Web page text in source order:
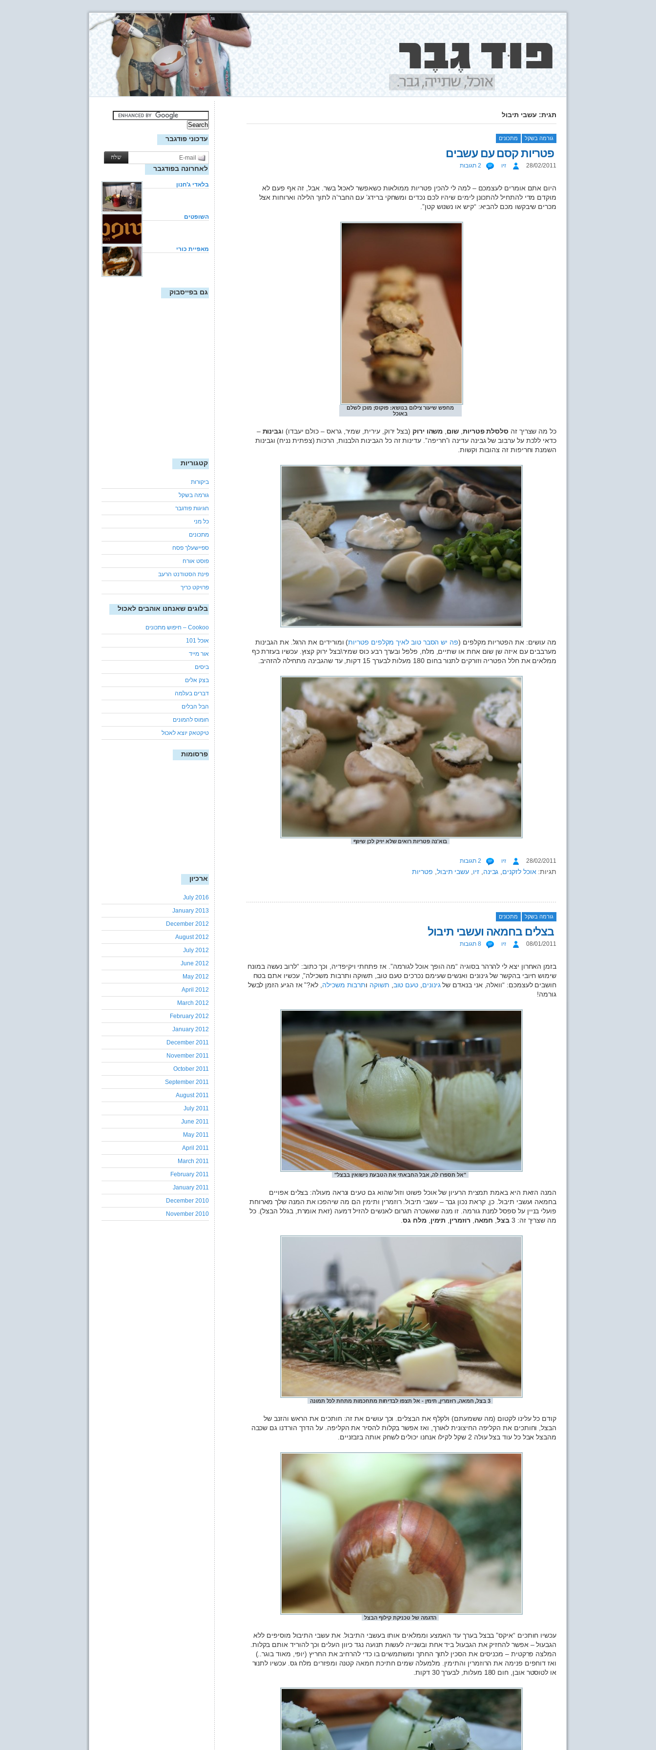
תגית: עשבי תיבול
גורמה בשקל מתכונים
פטריות קסם עם עשבים
28/02/2011 זיו 2 תגובות
היום אתם אומרים לעצמכם – למה לי להכין פטריות ממולאות כשאפשר לאכול בשר. אבל, זה אף פעם לא
מוקדם מדי להתחיל להתכונן לימים שיהיו לכם נכדים ומשחקי ברידג’ עם החבר’ה לתוך הלילה וארוחות אצל
מכרים שיבקשו מכם להביא: “קיש או נשנוש קטן”.
מחפש שיעור צילום בנושא: פוקוס; מוכן לשלם
באוכל
כל מה שצריך זה סלסלת פטריות שום משהו ירוק (בצל ירוק, עירית, שמיר, גראס – כולם יעבדו) וגבינות –
כדאי ללכת על ערבוב של גבינה עדינה ו”חריפה”. עדינות זה כל הגבינות הלבנות, הרכות (צפתית נניח) וגבינות
השמנת וחריפות זה צהובות וקשות.
מה עושים: את הפטריות מקלפים (פה יש הסבר טוב לאיך מקלפים פטריות) ומורידים את הרגל. את הגבינות
מערבבים עם איזה שן שום אחת או שתיים, מלח, פלפל ובערך רבע כוס שמיר\בצל ירוק קצוץ. עכשיו בעזרת כף
ממלאים את חלל הפטריה וזורקים לתנור בחום 180 מעלות לבערך 15 דקות, עד שהגבינה מתחילה להזהיב.
בוא'נה פטריות רואים שלא יזיק לכן שיזוף
28/02/2011 זיו 2 תגובות
תגיות: אוכל לזקנים גבינה ,זיו עשבי תיבול פטריות
גורמה בשקל מתכונים
בצלים בחמאה ועשבי תיבול
08/01/2011 זיו 8 תגובות
בזמן האחרון יצא לי להרהר בסוגיה “מה הופך אוכל לגורמה”. אז פתחתי ויקיפדיה, וכך כתוב: “לרוב נעשה במונח
שימוש חיובי בהקשר של גינונים ואנשים שעימם נכרכים טעם טוב, תשוקה ותרבות משכילה”, עכשיו אתם בטח
חושבים לעצמכם: “וואלה, אני בנאדם שלגינונים טעם טוב תשוקה ותרבות משכילה , לא?” אז הגיע הזמן לבשל
גורמה!
"אל תספרו לה, אבל החבאתי את הטבעת נישואין בבצל"
המנה הזאת היא באמת תמצית הרעיון של אוכל פשוט וזול שהוא גם טעים ונראה מעולה: בצלים אפויים
בחמאה ועשבי תיבול. כן, קראת נכון גבר – עשבי תיבול. רוזמרין ותימין הם מה שיהפכו את המנה שלך מארוחת
פועלי בניין על ספסל למנת גורמה. זו מנה שאשכרה תגרום לאנשים להזיל דמעה (זאת אומרת, בגלל הבצל). כל
מה שצריך זה: 3
בצל, חמאה רוזמרין תימין מלח גס.
3 בצל, חמאה, רוזמרין, תימין - אל תצפו לבדיחות מתחכמות מתחת לכל תמונה
קודם כל עלינו לקטום (מה ששמעתם) ולקלף את הבצלים. וכך עושים את זה: חותכים את הראש והזנב של
הבצל, וחותכים את הקליפה החיצונית לאורך, ואז אפשר בקלות להסיר את הקליפה. על הדרך הורדנו גם שכבה
מהבצל אבל כל עוד בצל עולה 2 שקל לקילו אנחנו יכולים לשחק אותה בזבזניים.
הדגמה של טכניקת קילוף הבצל
עכשיו חותכים “איקס” בבצל בערך עד האמצע וממלאים אותו בעשבי התיבול. את עשבי התיבול מוסיפים ללא
הגבעול – אפשר להחזיק את הגבעול ביד אחת ובשנייה לעשות תנועה נגד כיוון העלים וכך להוריד אותם בקלות.
המלצה פרקטית – מכניסים את הסכין לתוך החתך ומשתמשים בו כדי להרחיב את החריץ (יופי, מאוד בוגר..)
ואז דוחפים פנימה את הרוזמרין והתימין. מלמעלה שמים חתיכת חמאה קטנה ומפזרים מלח גס. עכשיו לתנור
או לטוסטר אובן, חום 180 מעלות, לבערך 30 דקות.
עדכוני פודגבר
לאחרונה בפודגבר
בלאדי ג’חנון
השופטים
מאפיית כורי
גם בפייסבוק
קטגוריות
ביקורות
גורמה בשקל
חגיגות פודגבר
כל מני
מתכונים
ספיישעלך פסח
פוסט אורח
פינת הסטודנט הרעב
פרויקט כריך
בלוגים שאנחנו אוהבים לאכול
Cookoo – חיפוש מתכונים
אוכל 101
אור מייד
ביסים
בצק אלים
דברים בעלמה
הבל הבלים
חומוס להמונים
טיקטאק יוצא לאכול
פרסומות
ארכיון
July 2016
January 2013
December 2012
August 2012
July 2012
June 2012
May 2012
April 2012
March 2012
February 2012
January 2012
December 2011
November 2011
October 2011
September 2011
August 2011
July 2011
June 2011
May 2011
April 2011
March 2011
February 2011
January 2011
December 2010
November 2010